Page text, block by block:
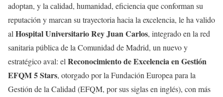
adoptan, y la calidad, humanidad, eficiencia que conforman su
reputación y marcan su trayectoria hacia la excelencia, le ha valido
alHospital Universitario Rey Juan Carlos, integrado en la red
sanitaria pública de la Comunidad de Madrid, un nuevo y
estratégico aval: elReconocimiento de Excelencia en Gestión
EFQM 5 Stars, otorgado por la Fundación Europea para la
Gestión de la Calidad (EFQM, por sus siglas en inglés), con más